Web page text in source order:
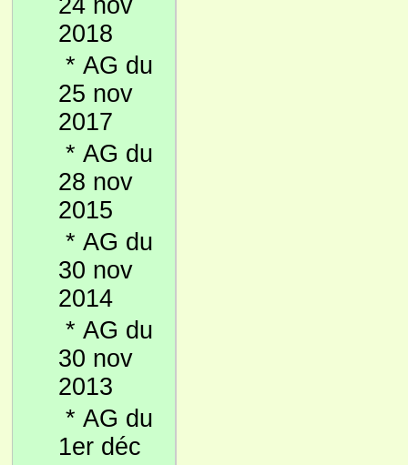
24 nov
2018
* AG du
25 nov
2017
* AG du
28 nov
2015
* AG du
30 nov
2014
* AG du
30 nov
2013
* AG du
1er déc